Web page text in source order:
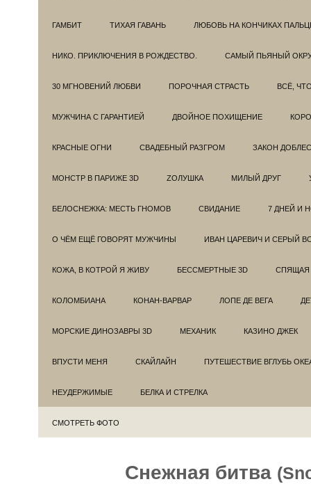
ГАМБИТ ТИХАЯ ГАВАНЬ ЛЮБОВЬ НА КОНЧИКАХ
НИКО. ПРИКЛЮЧЕНИЯ В РОЖДЕСТВО. САМЫЙ ПЬЯНЫЙ
30 МГНОВЕНИЙ ЛЮБВИ ПОРОЧНАЯ СТРАСТЬ ВСЁ,
МУЖЧИНА С ГАРАНТИЕЙ ДВОЙНОЕ ПОХИЩЕНИЕ
КРАСНЫЕ ОГНИ СВАДЕБНЫЙ РАЗГРОМ ЗАКОН
МОНСТР В ПАРИЖЕ 3D ZОЛУШКА МИЛЫЙ ДРУГ
БЕЛОСНЕЖКА: МЕСТЬ ГНОМОВ СВИДАНИЕ 7 ДНЕЙ И
О ЧЁМ ЕЩЁ ГОВОРЯТ МУЖЧИНЫ ИВАН ЦАРЕВИЧ И СЕРЫЙ
КОЖА, В КОТРОЙ Я ЖИВУ БЕССМЕРТНЫЕ 3D СПЯЩАЯ
КОЛОМБИАНА КОНАН-ВАРВАР ЛОПЕ ДЕ ВЕГА
МОРСКИЕ ДИНОЗАВРЫ 3D МЕХАНИК КАЗИНО ДЖЕК
ВПУСТИ МЕНЯ СКАЙЛАЙН ПУТЕШЕСТВИЕ ВГЛУБЬ
НЕУДЕРЖИМЫЕ БЕЛКА И СТРЕЛКА
СМОТРЕТЬ ФОТО
Снежная битва